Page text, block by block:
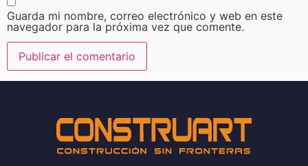
Guarda mi nombre, correo electrónico y web en este
navegador para la próxima vez que comente.